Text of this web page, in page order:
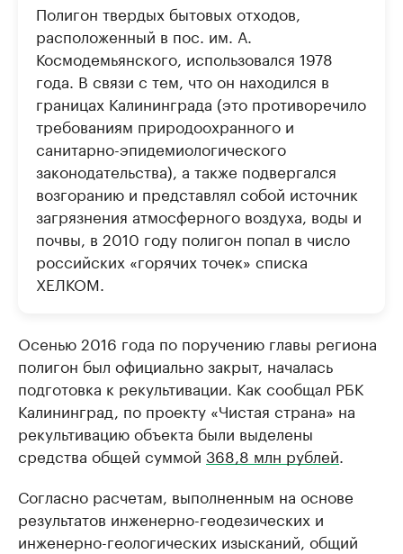
Полигон твердых бытовых отходов,
расположенный в пос. им. А.
Космодемьянского, использовался 1978
года. В связи с тем, что он находился в
границах Калининграда (это противоречило
требованиям природоохранного и
санитарно-эпидемиологического
законодательства), а также подвергался
возгоранию и представлял собой источник
загрязнения атмосферного воздуха, воды и
почвы, в 2010 году полигон попал в число
российских «горячих точек» списка
ХЕЛКОМ.
Осенью 2016 года по поручению главы региона
полигон был официально закрыт, началась
подготовка к рекультивации. Как сообщал РБК
Калининград, по проекту «Чистая страна» на
рекультивацию объекта были выделены
средства общей суммой 368,8 млн рублей.
Согласно расчетам, выполненным на основе
результатов инженерно-геодезических и
инженерно-геологических изысканий, общий